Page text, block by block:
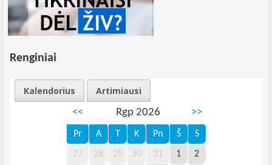
Renginiai
Kalendorius
Artimiausi
<<
Rgp 2026 >>
Pr A T K Pn Š S
27 28 29 30 31 1 2